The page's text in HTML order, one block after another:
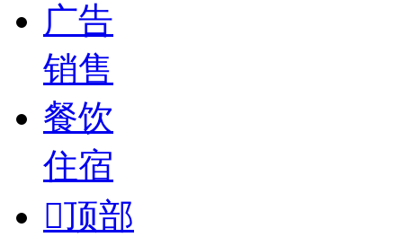
广告
销售
餐饮
住宿
顶部